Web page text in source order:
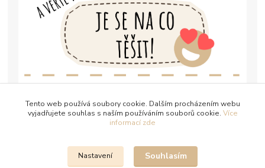
Tento web používá soubory cookie. Dalším procházením webu
vyjadřujete souhlas s naším používáním souborů cookie. Více
informací zde
Nastavení Souhlasím